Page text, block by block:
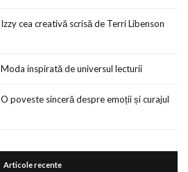
Izzy cea creativă scrisă de Terri Libenson
Moda inspirată de universul lecturii
O poveste sinceră despre emoții și curajul
Articole recente